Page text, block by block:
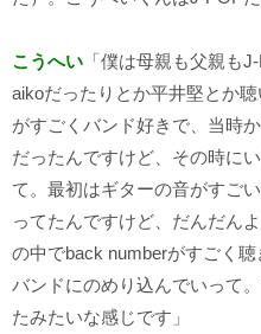
こうへい 「僕は母親も父親も
aikoだったりとか平井堅とか
がすごくバンド好きで、当時
だったんですけど、その時に
て。最初はギターの音がすご
ってたんですけど、だんだん
の中でback numberがすごく
バンドにのめり込んでいって
たみたいな感じです」